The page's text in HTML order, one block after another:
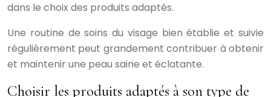
dans le choix des produits adaptés.
Une routine de soins du visage bien établie et suivie
régulièrement peut grandement contribuer à obtenir
et maintenir une peau saine et éclatante.
Choisir les produits adaptés à son type de